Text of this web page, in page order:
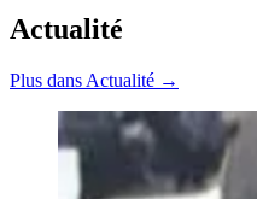
Actualité
Plus dans Actualité →